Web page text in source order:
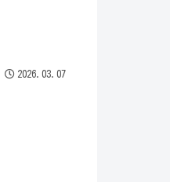
2026.03.07